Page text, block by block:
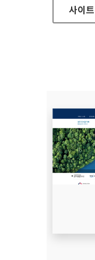
사이트